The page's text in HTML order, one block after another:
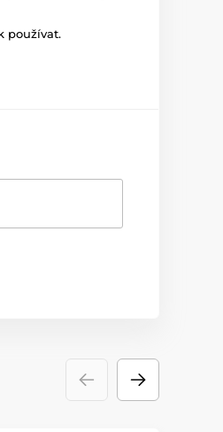
používat.